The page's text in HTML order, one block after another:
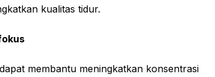
kualitas tidur.
membantu meningkatkan konsentrasi